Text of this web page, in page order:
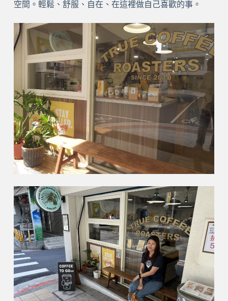
空間。輕鬆、舒服、自在、在這裡做自己喜歡的事。